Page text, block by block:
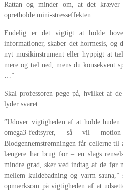
Rattan og minder om, at det kræver
opretholde mini-stresseffekten.
Endelig er det vigtigt at holde
informationer, skaber det hormesis, og
nyt musikinstrument eller hyppigt at
mere og tæl ned, mens du konsekvent
…”
Skal professoren pege på, hvilket af
lyder svaret:
”Udover vigtigheden af at holde
omega3-fedtsyrer, så vil
Blodgennemstrømningen får cellerne
længere har brug for – en slags
mindre grad, sker ved indtag af de før
mellem kuldebadning og varm
opmærksom på vigtigheden af at